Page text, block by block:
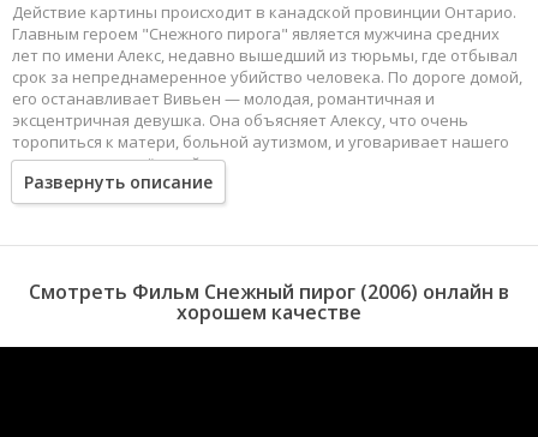
Действие картины происходит в канадской провинции Онтарио.
Главным героем "Снежного пирога" является мужчина средних
лет по имени Алекс, недавно вышедший из тюрьмы, где отбывал
срок за непреднамеренное убийство человека. По дороге домой,
его останавливает Вивьен — молодая, романтичная и
эксцентричная девушка. Она объясняет Алексу, что очень
торопиться к матери, больной аутизмом, и уговаривает нашего
героя подвезти её к ней.
Казалось бы, случайная встреча, проехали часть пути и
разошлись, но автокатастрофа, случившаяся с ними, заставляет
Развернуть описание
Смотреть Фильм Снежный пирог (2006) онлайн в
хорошем качестве